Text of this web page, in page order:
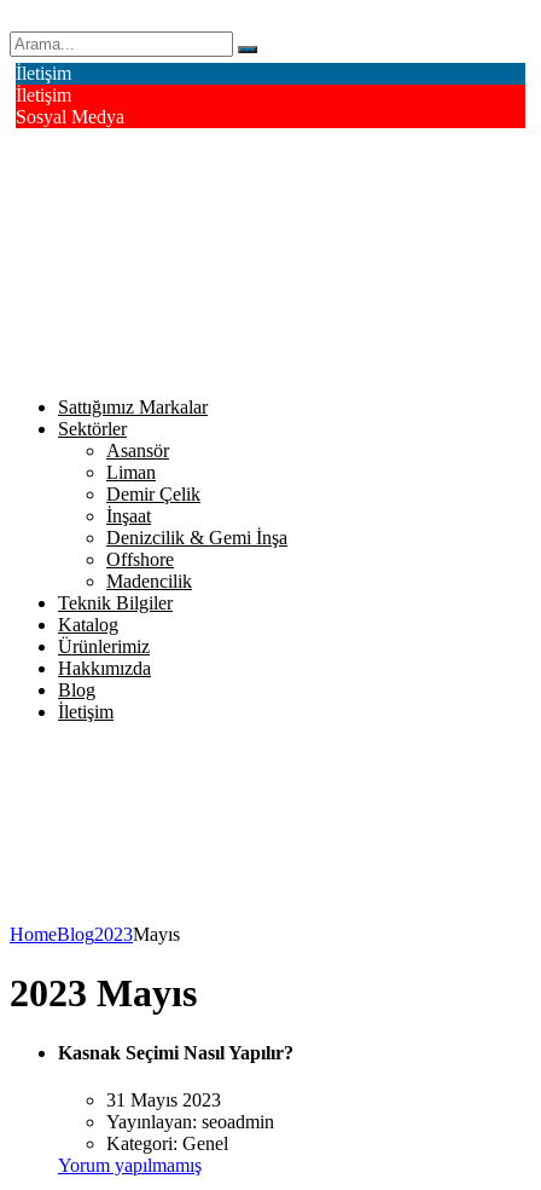
İletişim
İletişim
Sosyal Medya
Sattığımız Markalar
Sektörler
Asansör
Liman
Demir Çelik
İnşaat
Denizcilik & Gemi İnşa
Offshore
Madencilik
Teknik Bilgiler
Katalog
Ürünlerimiz
Hakkımızda
Blog
İletişim
HomeBlog2023Mayıs
2023 Mayıs
Kasnak Seçimi Nasıl Yapılır?
31 Mayıs 2023
Yayınlayan: seoadmin
Kategori: Genel
Yorum yapılmamış